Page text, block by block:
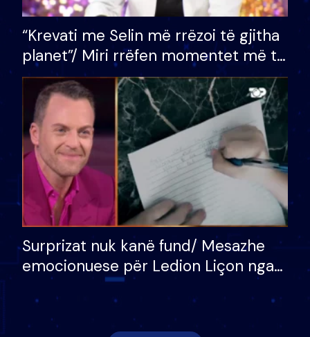
“Krevati me Selin më rrëzoi të gjitha
planet”/ Miri rrëfen momentet më të
bukura në shtëpinë e BB VIP: Do më
mungojë zilja e mëngjesit kur…
Surprizat nuk kanë fund/ Mesazhe
emocionuese për Ledion Liçon nga
nëna dhe fëmijët e tij, moderatori
nuk i mban dot lotët: Nuk meritoj…